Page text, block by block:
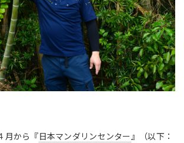
月から『日本マンダリンセンター 』（以下：